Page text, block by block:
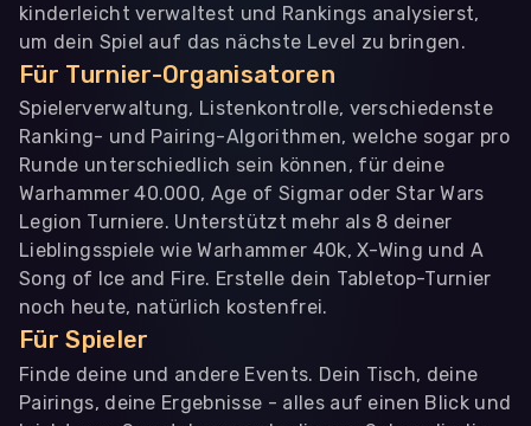
kinderleicht verwaltest und Rankings analysierst,
um dein Spiel auf das nächste Level zu bringen.
Für Turnier-Organisatoren
Spielerverwaltung, Listenkontrolle, verschiedenste
Ranking- und Pairing-Algorithmen, welche sogar pro
Runde unterschiedlich sein können, für deine
Warhammer 40.000, Age of Sigmar oder Star Wars
Legion Turniere. Unterstützt mehr als 8 deiner
Lieblingsspiele wie Warhammer 40k, X-Wing und A
Song of Ice and Fire. Erstelle dein Tabletop-Turnier
noch heute, natürlich kostenfrei.
Für Spieler
Finde deine und andere Events. Dein Tisch, deine
Pairings, deine Ergebnisse - alles auf einen Blick und